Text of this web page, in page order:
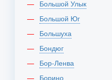
Большой Улык
Большой Юг
Большуха
Бондюг
Бор-Ленва
Борино